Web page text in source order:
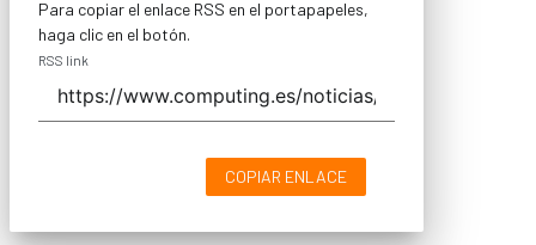
Para copiar el enlace RSS en el portapapeles,
haga clic en el botón.
RSS link
COPIAR ENLACE